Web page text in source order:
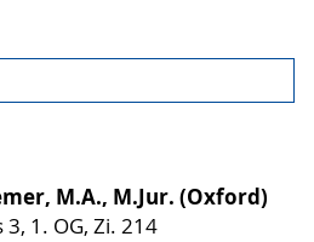
M.A., M.Jur. (Oxford)
1. OG, Zi. 214